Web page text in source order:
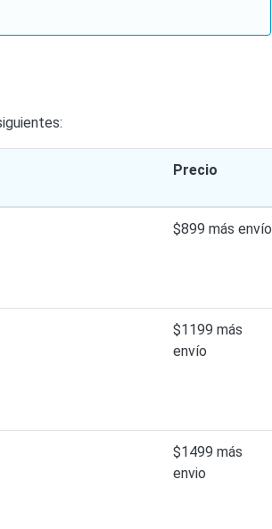
Precio
$899 más envío
$1199 más
envío
$1499 más
envio